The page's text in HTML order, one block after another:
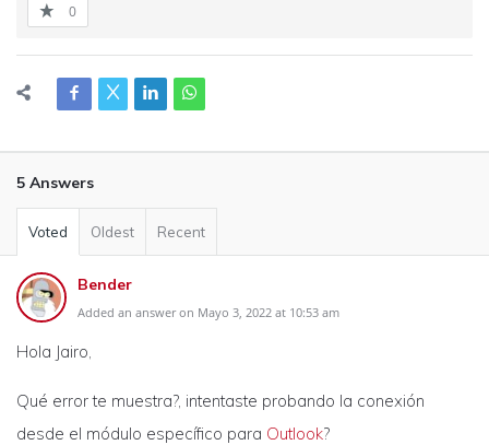
0
5 Answers
Voted Oldest Recent
Bender
Added an answer on Mayo 3, 2022 at 10:53 am
Hola Jairo,
Qué error te muestra?, intentaste probando la conexión
desde el módulo específico para Outlook?